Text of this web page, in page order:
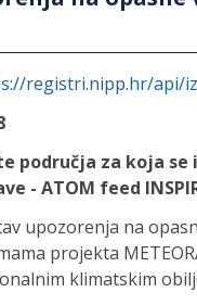
registri.nipp.hr/api/
područja za koja
- ATOM feed
upozorenja na
projekta
klimatskim